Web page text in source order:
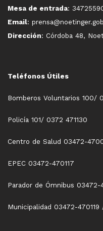
Mesa de entrada:
Email:
Dirección: Córdoba 48,
Teléfonos Útiles
Bomberos Voluntarios 100/
Policía 101/ 0372 471130
Centro de Salud 03472-
EPEC 03472-470117
Parador de Ómnibus 03472-
Municipalidad 03472-